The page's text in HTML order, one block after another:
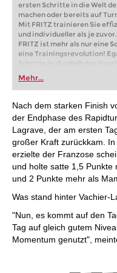
ersten Schritte in die Welt
machen oder bereits auf
Mit FRITZ trainieren Sie
und individueller als je zuvor.
FRITZ ist mehr als nur eine
eine Trainingsrevolution!
Schritte in die Welt des
oder bereits auf
FRITZ trainieren Sie
individueller als je zuvor.
Mehr...
Nach dem starken Finish
der Endphase des
Lagrave, der am ersten
großer Kraft zurückkam.
erzielte der Franzose
und holte satte 1,5 Punkte
und 2 Punkte mehr als
Was stand hinter Vachier-
"Nun, es kommt auf den
Tag auf gleich gutem
Momentum genutzt",